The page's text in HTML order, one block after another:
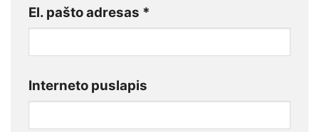
El. pašto adresas *
Interneto puslapis